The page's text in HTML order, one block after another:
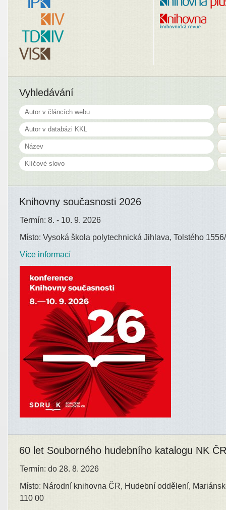
Vyhledávání
Knihovny současnosti 2026
Termín: 8. - 10. 9. 2026
Místo: Vysoká škola polytechnická Jihlava, Tolstého
Více informací
60 let Souborného hudebního katalogu NK ČR
Termín: do 28. 8. 2026
Místo: Národní knihovna ČR, Hudební oddělení,
110 00